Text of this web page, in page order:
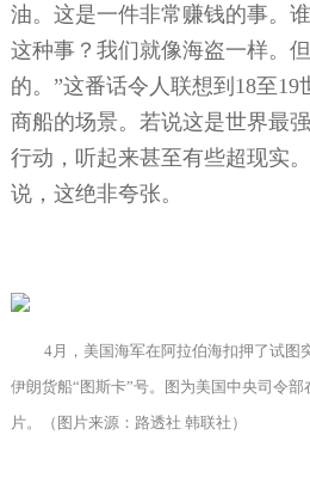
油。这是一件非常赚钱的事。
这种事？我们就像海盗一样。
的。”这番话令人联想到 18至19
商船的场景。若说这是世界最
行动，听起来甚至有些超现实
说，这绝非夸张。
4月，美国海军在阿拉伯海扣押了试图
伊朗货船“图斯卡”号。图为美国中央司令部
片。（图片来源：路透社 韩联社）